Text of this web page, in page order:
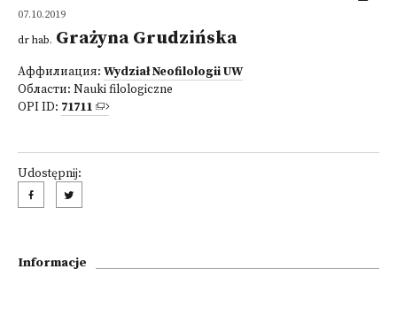
07.10.2019
dr hab. Grażyna Grudzińska
Аффилиация: Wydział Neofilologii UW
Области: Nauki filologiczne
OPI ID: 71711
Udostępnij:
Informacje